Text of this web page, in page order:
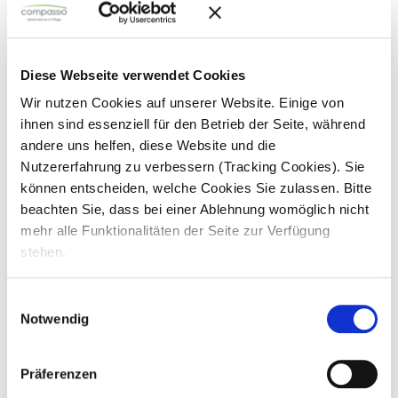
Diese Webseite verwendet Cookies
Wir nutzen Cookies auf unserer Website. Einige von
ihnen sind essenziell für den Betrieb der Seite, während
andere uns helfen, diese Website und die
Nutzererfahrung zu verbessern (Tracking Cookies). Sie
können entscheiden, welche Cookies Sie zulassen. Bitte
beachten Sie, dass bei einer Ablehnung womöglich nicht
mehr alle Funktionalitäten der Seite zur Verfügung
stehen.
Notwendig
Präferenzen
Du unterstützt beigrund- und
behandlungspflegerischen Tätigkeiten
Dein Job ist verantwortungsvoll!
Duunterstützt Bewohner mit Ihren
Wünschen
Deine Aufgaben richten sich nach
Ausbildungsplan & Schule, du lernst:
Kontrolle der Einhaltung von